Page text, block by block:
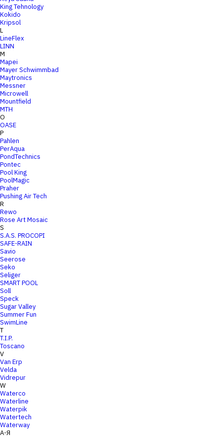
King Tehnology
Kokido
Kripsol
L
LineFlex
LINN
M
Mapei
Mayer Schwimmbad
Maytronics
Messner
Microwell
Mountfield
MTH
O
OASE
P
Pahlen
PerAqua
PondTechnics
Pontec
Pool King
PoolMagic
Praher
Pushing Air Tech
R
Rewo
Rose Art Mosaic
S
S.A.S. PROCOPI
SAFE-RAIN
Savio
Seerose
Seko
Seliger
SMART POOL
Soll
Speck
Sugar Valley
Summer Fun
SwimLine
T
T.I.P.
Toscano
V
Van Erp
Velda
Vidrepur
W
Waterco
Waterline
Waterpik
Watertech
Waterway
А-Я